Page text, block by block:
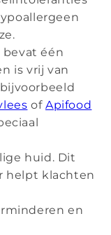
één
is vrij van
of Apifood
huid. Dit
helpt klachten
en